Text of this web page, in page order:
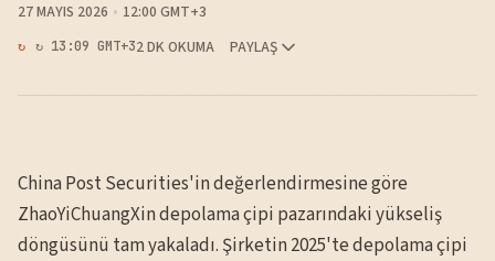
27 MAYIS 2026 12:00 GMT+3
↻ 13:09 GMT+32 DK OKUMA PAYLAŞ
China Post Securities'in değerlendirmesine göre
ZhaoYiChuangXin depolama çipi pazarındaki yükseliş
döngüsünü tam yakaladı. Şirketin 2025'te depolama çipi